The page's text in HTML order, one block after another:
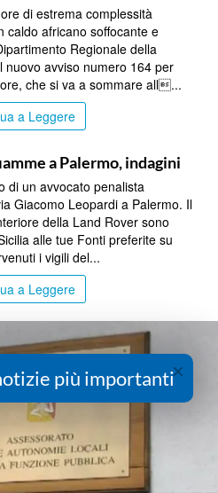
di estrema complessità
caldo africano soffocante e
Regionale della
nuovo avviso numero 164 per
che si va a sommare all...
a Leggere
a Palermo, indagini
di un avvocato penalista
Giacomo Leopardi a Palermo. Il
della Land Rover sono
alle tue Fonti preferite su
i vigili del...
a Leggere
×
più importanti